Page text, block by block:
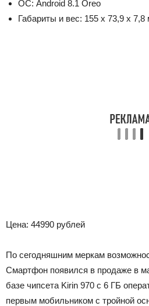
ОС: Android 8.1 Oreo
Габариты и вес: 155 х 73,9 х 7,8
Цена: 44990 рублей
По сегодняшним меркам
Смартфон появился в продаже в
базе чипсета Kirin 970 с 6 ГБ
первым мобильником с тройной